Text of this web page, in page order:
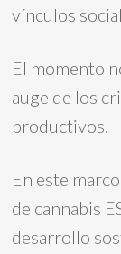
vínculos
El momento
auge de los
productivos.
En este
de cannabis
desarrollo